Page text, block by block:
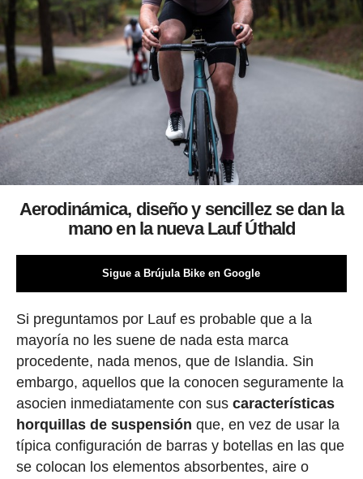
Aerodinámica, diseño y sencillez se dan la
mano en la nueva Lauf Úthald
Sigue a Brújula Bike en Google
Si preguntamos por Lauf es probable que a la
mayoría no les suene de nada esta marca
procedente, nada menos, que de Islandia. Sin
embargo, aquellos que la conocen seguramente la
asocien inmediatamente con sus características
horquillas de suspensión que, en vez de usar la
típica configuración de barras y botellas en las que
se colocan los elementos absorbentes, aire o